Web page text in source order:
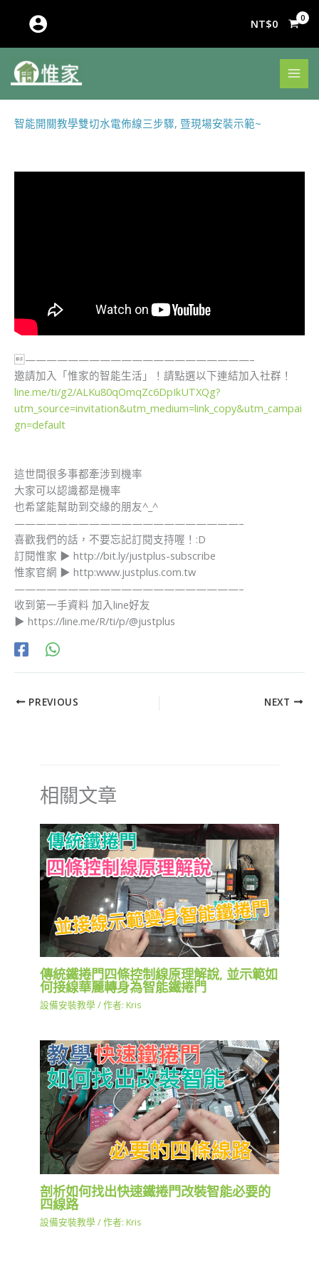
NT$0
智能開關教學雙切水電佈線三步驟, 暨現場安裝示範~
—————————————————————–
​邀請加入「惟家的智能生活」！請點選以下連結加入社群！ ​
line.me/ti/g2/ALKu80qOmqZc6DpIkUTXQg?
utm_source=invitation&utm_medium=link_copy&utm_campai
gn=default
這世間很多事都牽涉到機率
大家可以認識都是機率
也希望能幫助到交緣的朋友^_^
—————————————————————–
喜歡我們的話，不要忘記訂閱支持喔！:D
訂閱惟家 ▶ http://bit.ly/justplus-subscribe
惟家官網 ▶ http:www.justplus.com.tw
—————————————————————–
​收到第一手資料 加入line好友
▶ https://line.me/R/ti/p/@justplus​
PREVIOUS NEXT
相關文章
傳統鐵捲門四條控制線原理解說, 並示範如
何接線華麗轉身為智能鐵捲門
設備安裝教學 / 作者: Kris
剖析如何找出快速鐵捲門改裝智能必要的
四線路
設備安裝教學 / 作者: Kris